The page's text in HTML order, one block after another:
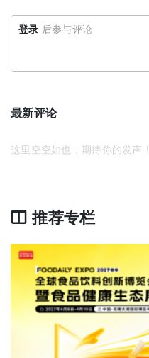
登录 后参与评论
最新评论
这里空空如也，期待你的发声！
推荐专栏